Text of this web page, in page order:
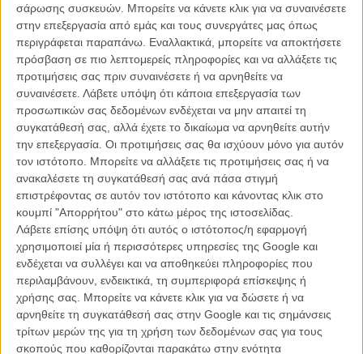
σάρωσης συσκευών. Μπορείτε να κάνετε κλικ για να συναινέσετε
στην επεξεργασία από εμάς και τους συνεργάτες μας όπως
περιγράφεται παραπάνω. Εναλλακτικά, μπορείτε να αποκτήσετε
πρόσβαση σε πιο λεπτομερείς πληροφορίες και να αλλάξετε τις
προτιμήσεις σας πριν συναινέσετε ή να αρνηθείτε να
συναινέσετε. Λάβετε υπόψη ότι κάποια επεξεργασία των
προσωπικών σας δεδομένων ενδέχεται να μην απαιτεί τη
συγκατάθεσή σας, αλλά έχετε το δικαίωμα να αρνηθείτε αυτήν
την επεξεργασία. Οι προτιμήσεις σας θα ισχύουν μόνο για αυτόν
τον ιστότοπο. Μπορείτε να αλλάξετε τις προτιμήσεις σας ή να
ανακαλέσετε τη συγκατάθεσή σας ανά πάσα στιγμή
επιστρέφοντας σε αυτόν τον ιστότοπο και κάνοντας κλικ στο
κουμπί "Απορρήτου" στο κάτω μέρος της ιστοσελίδας.
Λάβετε επίσης υπόψη ότι αυτός ο ιστότοπος/η εφαρμογή
χρησιμοποιεί μία ή περισσότερες υπηρεσίες της Google και
ενδέχεται να συλλέγει και να αποθηκεύει πληροφορίες που
περιλαμβάνουν, ενδεικτικά, τη συμπεριφορά επίσκεψης ή
χρήσης σας. Μπορείτε να κάνετε κλικ για να δώσετε ή να
αρνηθείτε τη συγκατάθεσή σας στην Google και τις σημάνσεις
τρίτων μερών της για τη χρήση των δεδομένων σας για τους
σκοπούς που καθορίζονται παρακάτω στην ενότητα
Είδαμε επίσης λιγότερο από δυο λεπτά υλικού από σειρές που λίγο
πολύ ξέραμε ότι ετοιμάζονται, όπως το «Amazing Stories» του
Στίβεν Σπίλμπεργκ, το «The Morning Show», μια κομεντί με την
Ανιστον την Γουίδερσπουν και τον Καρέλ στα παρασκήνια ενός ναι,
πρωινού τηλεοπτικού σόου, ή το «See» μια δυστοπική
μελλοντολογική περιπέτεια με τον Τζέισον Μομόα γραμμένη από
τον Στιβ Νάιτ του «Peaky Blinders».
Κι ακόμη, η Χάιλι Στάινφελντ φορά κοστούμια εποχής στο
«Dickinson», ο Τζόελ Κίναμαν είναι αστροναύτης στο «For All
Mankind», ο Τόμπι Κέμπελ πρωταγωνιστεί στο «Servant» του Μ.
Νάιτ Σιάμαλαν, η Οκτάβια Σπένσερ κι ο Ααρον Πόλ στο «Truth Be
Told» και οι δημιουργοί του «It’s Always Sunny in Philadelphia»,
υπόσχονται μια κωμική σειρά τοποθετημένη στην βιομηχανία των
video games στο «Mythic Quest». Και φυσικά η Οπρα που βγήκε
τελεταία στη σκηνή ανακοίνωσε δύο ντοκιμαντέρ και μια νέα εκδοχή
του διάσημου book club της.
Δείτε επίσης:Η Apple συνεργάζεται με την A24 για την
παραγωγή μιας σειράς ταινιών